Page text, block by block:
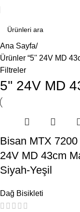
Ana Sayfa
Ürünler “5'' 24V MD
Filtreler
5'' 24V MD
Bisan MTX 7200
24V MD 43cm
Siyah-Yeşil
Dağ Bisikleti